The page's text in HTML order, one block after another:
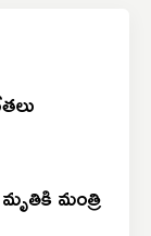
మంత్రి